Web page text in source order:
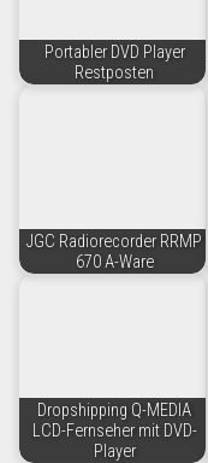
Portabler DVD Player
Restposten
JGC Radiorecorder RRMP
670 A-Ware
Dropshipping Q-MEDIA
LCD-Fernseher mit DVD-
Player